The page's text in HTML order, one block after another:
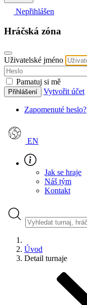
Nepřihlášen
Hráčská zóna
Uživatelské jméno
Pamatuj si mě
Přihlášení Vytvořit účet
Zapomenuté heslo?
EN
Jak se hraje
Náš tým
Kontakt
Úvod
Detail turnaje